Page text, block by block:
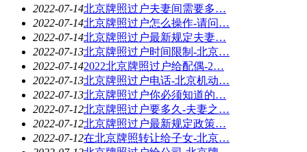
2022-07-14北京牌照过户夫妻间需要多…
2022-07-14北京牌照过户怎么操作-请问…
2022-07-14北京牌照过户最新规定夫妻…
2022-07-13北京牌照过户时间限制-北京…
2022-07-142022北京牌照过户给配偶-2…
2022-07-13北京牌照过户电话-北京机动…
2022-07-13北京牌照过户你必须知道的…
2022-07-12北京牌照过户要多久-夫妻之…
2022-07-12北京牌照过户最新规定政策…
2022-07-12在北京牌照转让给子女-北京…